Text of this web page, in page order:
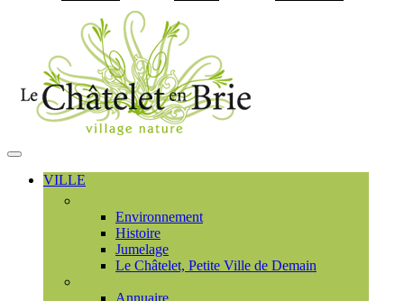
MENU
PRINCIPAL
VILLE
Environnement
Histoire
Jumelage
Le Châtelet, Petite Ville de Demain
Annuaire